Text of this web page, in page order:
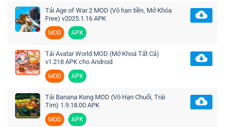
Tải Age of War 2 MOD (Vô hạn tiền, Mở Khóa
Free) v2025.1.16 APK
MOD APK
Tải Avatar World MOD (Mở Khoá Tất Cả)
v1.218 APK cho Android
MOD APK
Tải Banana Kong MOD (Vô Hạn Chuối, Trái
Tim) 1.9.18.00 APK
MOD APK